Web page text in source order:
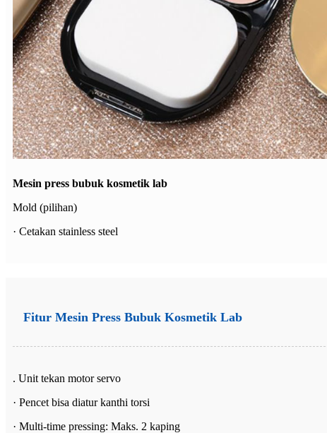
Mesin press bubuk kosmetik lab
Mold (pilihan)
· Cetakan stainless steel
Fitur Mesin Press Bubuk Kosmetik Lab
. Unit tekan motor servo
· Pencet bisa diatur kanthi torsi
· Multi-time pressing: Maks. 2 kaping